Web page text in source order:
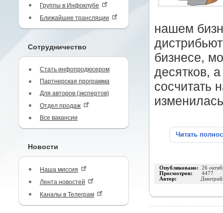
Группы в Инфоклубе
Ближайшие трансляции
Сотрудничество
Стать инфопродюсером
Партнерская программа
Для авторов (экспертов)
Отдел продаж
Все вакансии
Новости
Наша миссия
Лента новостей
Каналы в Телеграм
нашем
бизнесе,
десятков,
сосчитать
Читать
Опубликовано: 26
Просмотров: 4477
Автор: Дмитрий